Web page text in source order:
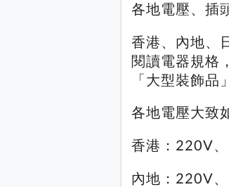
各地電壓、插
香港、內地、
閱讀電器規格
「大型裝飾品
各地電壓大致
香港：220V、
內地：220V、